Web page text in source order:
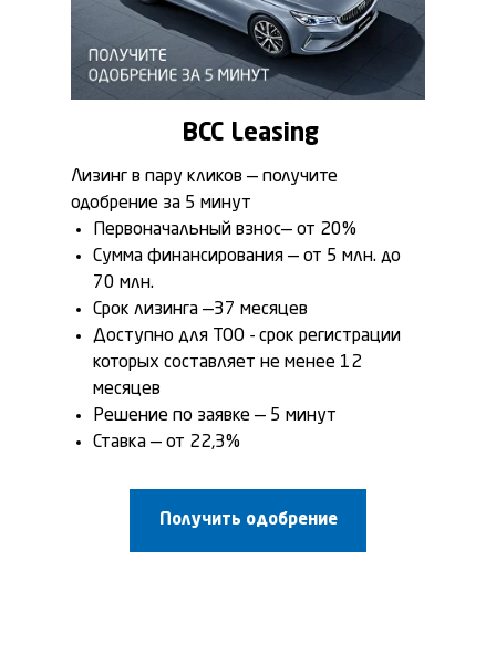
BCC Leasing
Лизинг в пару кликов — получите
одобрение за 5 минут
Первоначальный взнос— от 20%
Сумма финансирования — от 5 млн. до
70 млн.
Срок лизинга —37 месяцев
Доступно для ТОО - срок регистрации
которых составляет не менее 12
месяцев
Решение по заявке — 5 минут
Ставка — от 22,3%
Получить одобрение